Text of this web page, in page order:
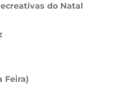
do Natal
Feira)